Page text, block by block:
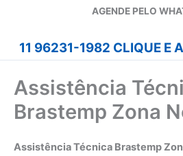
AGENDE PELO
11 96231-1982 CLIQUE E
Assistência
Brastemp Zona
Assistência Técnica Brastemp